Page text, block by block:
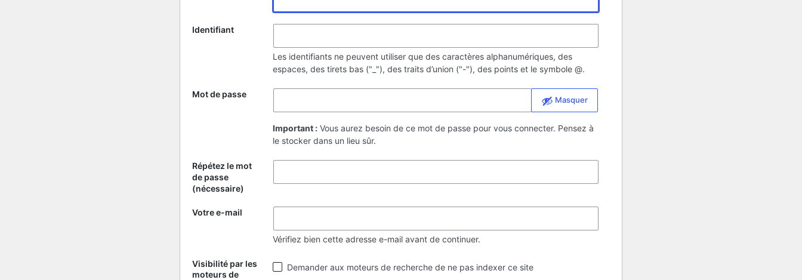
Identifiant
Les identifiants ne peuvent utiliser que des caractères alphanumériques, des
espaces, des tirets bas ("_"), des traits d’union ("-"), des points et le symbole @.
Mot de passe
Masquer
Important : Vous aurez besoin de ce mot de passe pour vous connecter. Pensez à
le stocker dans un lieu sûr.
Répétez le mot
de passe
(nécessaire)
Votre e-mail
Vérifiez bien cette adresse e-mail avant de continuer.
Visibilité par les
moteurs de
Visibilité
par
Demander aux moteurs de recherche de ne pas indexer ce site